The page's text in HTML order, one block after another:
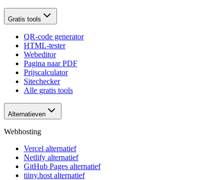
Gratis tools
QR-code generator
HTML-tester
Webeditor
Pagina naar PDF
Prijscalculator
Sitechecker
Alle gratis tools
Alternatieven
Webhosting
Vercel alternatief
Netlify alternatief
GitHub Pages alternatief
tiiny.host alternatief